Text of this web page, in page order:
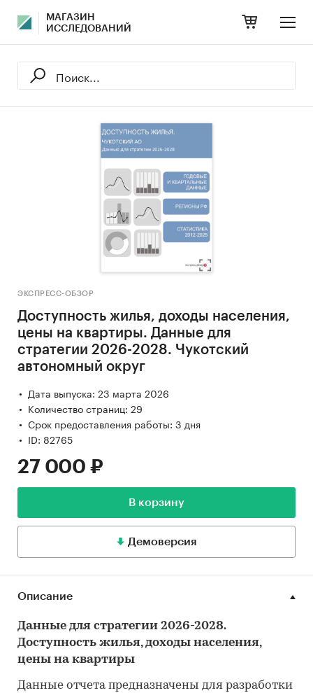
МАГАЗИН
ИССЛЕДОВАНИЙ
ЭКСПРЕСС-ОБЗОР
Доступность жилья, доходы населения,
цены на квартиры. Данные для
стратегии 2026-2028. Чукотский
автономный округ
Дата выпуска: 23 марта 2026
Количество страниц: 29
Срок предоставления работы: 3 дня
ID: 82765
27 000 ₽
В корзину
Демоверсия
Описание
Данные для стратегии 2026-2028.
Доступность жилья, доходы населения,
цены на квартиры
Данные отчета предназначены для разработки